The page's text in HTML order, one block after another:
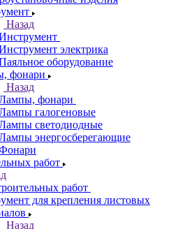
Назад
электрика
оборудование
фонари
Назад
фонари
галогеновые
светодиодные
энергосберегающие
работ
работ
для крепления листовых
Назад